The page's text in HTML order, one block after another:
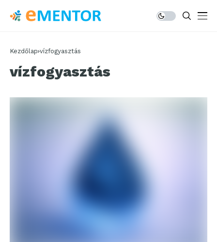
Kezdőlap vízfogyasztás
vízfogyasztás